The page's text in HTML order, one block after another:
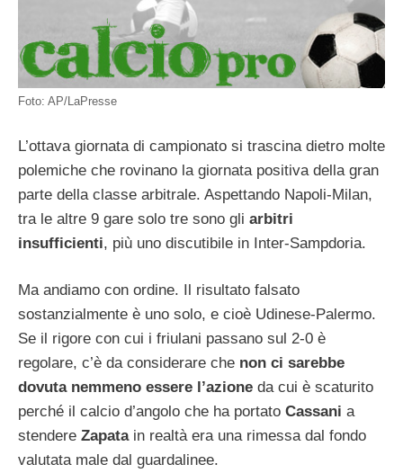
Foto: AP/LaPresse
L’ottava giornata di campionato si trascina dietro molte
polemiche che rovinano la giornata positiva della gran
parte della classe arbitrale. Aspettando Napoli-Milan,
tra le altre 9 gare solo tre sono gli arbitri
insufficienti, più uno discutibile in Inter-Sampdoria.
Ma andiamo con ordine. Il risultato falsato
sostanzialmente è uno solo, e cioè Udinese-Palermo.
Se il rigore con cui i friulani passano sul 2-0 è
regolare, c’è da considerare che non ci sarebbe
dovuta nemmeno essere l’azione da cui è scaturito
perché il calcio d’angolo che ha portato Cassani a
stendere Zapata in realtà era una rimessa dal fondo
valutata male dal guardalinee.